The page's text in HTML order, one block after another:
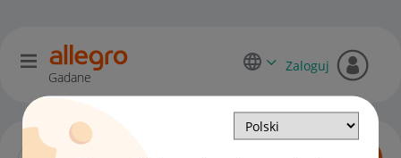
Gadane
Zaloguj